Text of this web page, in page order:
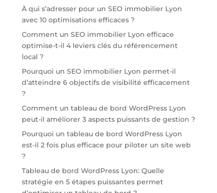
À qui s’adresser pour un SEO immobilier Lyon
avec 10 optimisations efficaces ?
Comment un SEO immobilier Lyon efficace
optimise-t-il 4 leviers clés du référencement
local ?
Pourquoi un SEO immobilier Lyon permet-il
d’atteindre 6 objectifs de visibilité efficacement
?
Comment un tableau de bord WordPress Lyon
peut-il améliorer 3 aspects puissants de gestion ?
Pourquoi un tableau de bord WordPress Lyon
est-il 2 fois plus efficace pour piloter un site web
?
Tableau de bord WordPress Lyon: Quelle
stratégie en 5 étapes puissantes permet